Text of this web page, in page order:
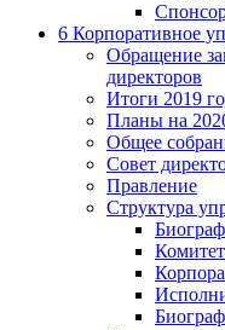
6 Корпоративное
Обращение
директоров
Итоги 2019
Планы на
Общее
Совет
Правление
Структура